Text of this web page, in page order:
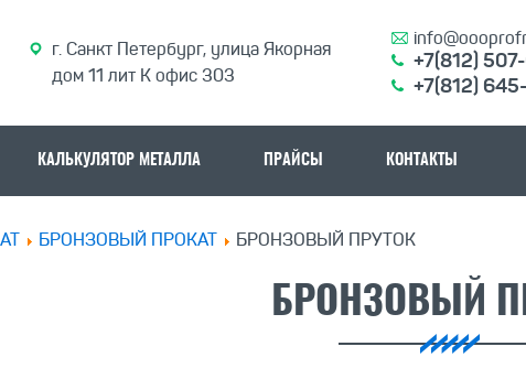
г. Санкт Петербург, улица Якорная
дом 11 лит К офис 303
+7(812)
+7(812)
КАЛЬКУЛЯТОР МЕТАЛЛА ПРАЙСЫ КОНТАКТЫ
БРОНЗОВЫЙ ПРОКАТ БРОНЗОВЫЙ ПРУТОК
БРОНЗОВЫЙ